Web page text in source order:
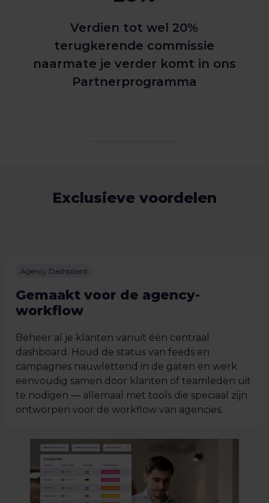
Verdien tot wel 20%
terugkerende commissie
naarmate je verder komt in ons
Partnerprogramma
Exclusieve voordelen
Agency Dashboard
Gemaakt voor de agency-
workflow
Beheer al je klanten vanuit één centraal
dashboard. Houd de status van feeds en
campagnes nauwlettend in de gaten en werk
eenvoudig samen door klanten of teamleden uit
te nodigen — allemaal met tools die speciaal zijn
ontworpen voor de workflow van agencies.